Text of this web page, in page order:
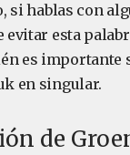
si hablas con
evitar esta
es importante
en singular.
de